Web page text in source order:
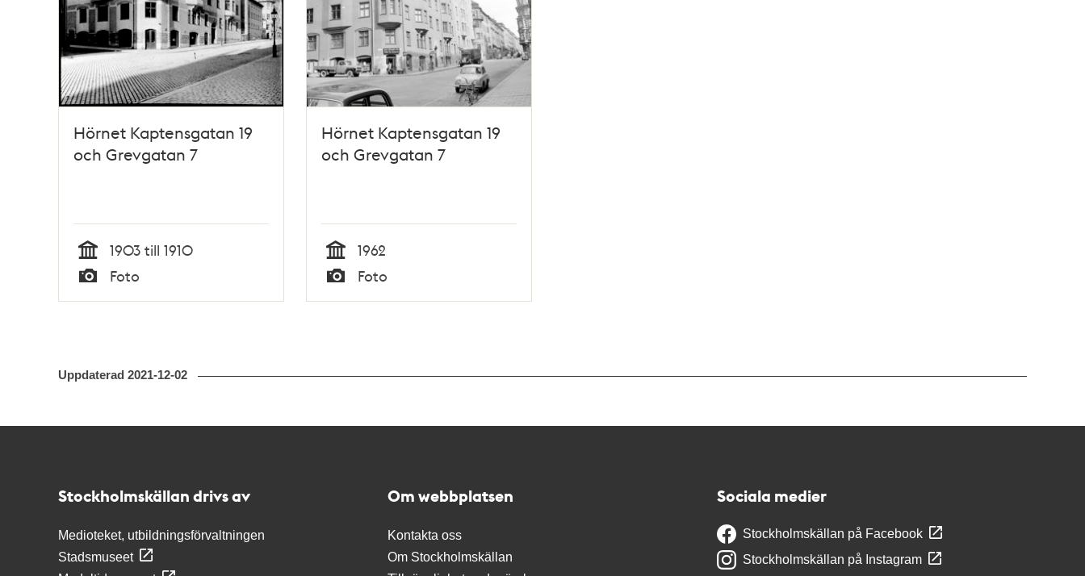
Hörnet Kaptensgatan 19
och Grevgatan 7
Tid
1903 till 1910
Typ
Foto
Hörnet Kaptensgatan 19
och Grevgatan 7
Tid
1962
Typ
Foto
Uppdaterad 2021-12-02
Stockholmskällan drivs av
Medioteket, utbildningsförvaltningen
Stadsmuseet
Om webbplatsen
Kontakta oss
Om Stockholmskällan
Sociala medier
Stockholmskällan på Facebook
Stockholmskällan på Instagram